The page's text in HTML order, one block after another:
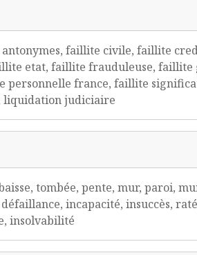
faillite civile, faillite
etat, faillite frauduleuse,
personnelle france, faillite
liquidation judiciaire
tombée, pente, mur, paroi,
incapacité, insuccès,
insolvabilité